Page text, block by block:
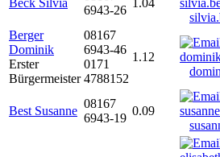
Beck Silvia
6943-26
1.04
Berger
Dominik
Erster
Bürgermeister
08167
6943-46
0171
4788152
1.12
Best Susanne
08167
6943-19
0.09